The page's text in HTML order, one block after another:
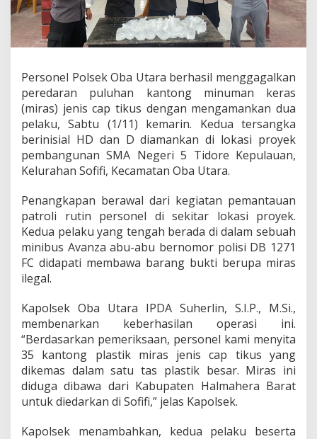
e
d
a
r
M
i
r
a
s
,
u
u
h
a
n
K
a
n
g
C
T
k
s
Personel Polsek Oba Utara berhasil menggagalkan
peredaran puluhan kantong minuman keras
(miras) jenis cap tikus dengan mengamankan dua
pelaku, Sabtu (1/11) kemarin. Kedua tersangka
berinisial HD dan D diamankan di lokasi proyek
pembangunan SMA Negeri 5 Tidore Kepulauan,
Kelurahan Sofifi, Kecamatan Oba Utara.
Penangkapan berawal dari kegiatan pemantauan
patroli rutin personel di sekitar lokasi proyek.
Kedua pelaku yang tengah berada di dalam sebuah
minibus Avanza abu-abu bernomor polisi DB 1271
FC didapati membawa barang bukti berupa miras
ilegal.
Kapolsek Oba Utara IPDA Suherlin, S.I.P., M.Si.,
membenarkan keberhasilan operasi ini.
“Berdasarkan pemeriksaan, personel kami menyita
35 kantong plastik miras jenis cap tikus yang
dikemas dalam satu tas plastik besar. Miras ini
diduga dibawa dari Kabupaten Halmahera Barat
untuk diedarkan di Sofifi,” jelas Kapolsek.
Kapolsek menambahkan, kedua pelaku beserta